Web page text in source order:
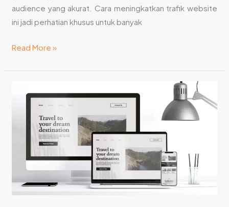
audience yang akurat. Cara meningkatkan trafik website
ini jadi perhatian khusus untuk banyak
Read More »
Kecepatan
Website
dengan
Tool
Ini!